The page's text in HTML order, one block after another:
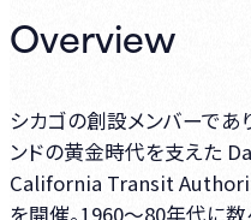
Overview
シカゴの創設メンバーであ
ンドの黄金時代を支えた
California Transit